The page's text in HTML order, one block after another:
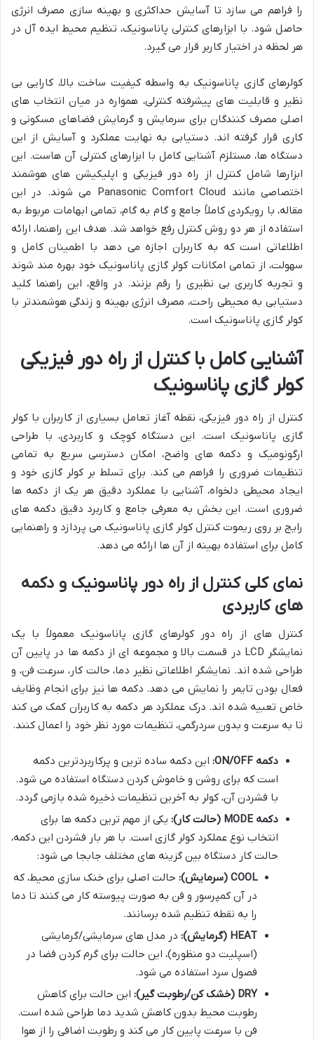
را فراهم می سازد تا آسایش حداکثری و بهینه سازی مصرف انرژی
حاصل شود. با ابزارهای کنترلی پاناسونیک، تنظیم محیط ایده آل در
هر لحظه در اختیار کاربر قرار می گیرد.
کولرهای گازی پاناسونیک به واسطه کیفیت ساخت بالا، کارایی بی
نظیر و قابلیت های پیشرفته کنترلی، همواره در میان انتخاب های
اصلی مصرف کنندگان برای سرمایش و گرمایش فضاهای مسکونی و
کاری قرار گرفته اند. دستیابی به نهایت عملکرد و آسایش از این
دستگاه ها، مستلزم آشنایی کامل با ابزارهای کنترلی آن هاست. این
ابزارها شامل کنترل از راه دور فیزیکی و اپلیکیشن های هوشمند
اختصاصی مانند Panasonic Comfort Cloud می شوند. در این
مقاله، با رویکردی کاملاً جامع و گام به گام، تمامی ابهامات مربوط به
استفاده از هر دو روش کنترل رفع خواهد شد. هدف این راهنما، ارائه
اطلاعاتی است که به کاربران اجازه می دهد با اطمینان کامل و
سهولت، از تمامی امکانات کولر گازی پاناسونیک خود بهره مند شوند
و تجربه کاربری بی نظیری را رقم بزنند. در واقع، این راهنما کلید
دستیابی به محیطی راحت، مصرف انرژی بهینه و زندگی هوشمندتر با
کولر گازی پاناسونیک است.
آشنایی کامل با کنترل از راه دور فیزیکی
کولر گازی پاناسونیک
کنترل از راه دور فیزیکی، نقطه آغاز تعامل بسیاری از کاربران با کولر
گازی پاناسونیک است. این دستگاه کوچک و کاربردی، با طراحی
ارگونومیک و دکمه های واضح، امکان دسترسی سریع به تمامی
تنظیمات ضروری را فراهم می کند. برای تسلط بر کولر گازی خود و
ایجاد محیطی دلخواه، آشنایی با عملکرد دقیق هر یک از دکمه ها
ضروری است. این بخش به معرفی جامع و کاربرد دقیق دکمه های
رایج بر روی ریموت کنترل کولر گازی پاناسونیک می پردازد و راهنمایی
کامل برای استفاده بهینه از آن ها ارائه می دهد.
نمای کلی کنترل از راه دور پاناسونیک و دکمه
های کاربردی
کنترل های از راه دور کولرهای گازی پاناسونیک معمولاً با یک
نمایشگر LCD در قسمت بالا و مجموعه ای از دکمه ها در پایین آن
طراحی شده اند. نمایشگر اطلاعاتی نظیر دما، حالت کار، سرعت فن، و
فعال بودن تایمر را نمایش می دهد. دکمه ها نیز برای انجام وظایف
خاص تعبیه شده اند. درک عملکرد هر دکمه به کاربران کمک می کند
تا به سرعت و بدون سردرگمی، تنظیمات مورد نظر خود را اعمال کنند.
دکمه ON/OFF:
این دکمه ساده ترین و پرکاربردترین دکمه
است که برای روشن و خاموش کردن دستگاه استفاده می شود.
با فشردن آن، کولر به آخرین تنظیمات ذخیره شده بازمی گردد.
دکمه MODE (حالت کار):
یکی از مهم ترین دکمه ها برای
انتخاب نوع عملکرد کولر گازی است. با هر بار فشردن این دکمه،
حالت کار دستگاه بین گزینه های مختلف جابجا می شود:
COOL (سرمایش):
حالت اصلی برای خنک سازی محیط، که
در آن کمپرسور و فن به صورت پیوسته کار می کنند تا دما
را به نقطه تنظیم شده برسانند.
HEAT (گرمایش):
در مدل های سرمایشی/گرمایشی
(اسپلیت دو منظوره)، این حالت برای گرم کردن فضا در
فصول سرد استفاده می شود.
DRY (خشک کن/رطوبت گیر):
این حالت برای کاهش
رطوبت محیط بدون کاهش شدید دما طراحی شده است.
فن با سرعت پایین کار می کند و رطوبت اضافی را از هوا